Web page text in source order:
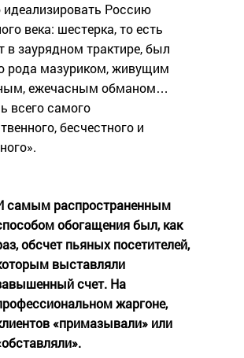
Россию
века: шестерка, то есть
в заурядном трактире, был
рода мазуриком, живущим
ежечасным обманом…
всего самого
бесчестного и
самым распространенным
обогащения был, как
обсчет пьяных посетителей,
выставляли
счет. На
жаргоне,
«примазывали» или